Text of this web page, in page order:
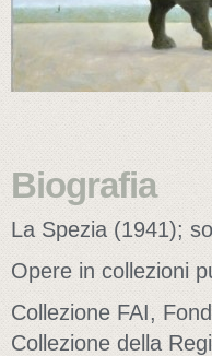
Biografia
La Spezia (1941);
Opere in collezioni
Collezione FAI,
Collezione della